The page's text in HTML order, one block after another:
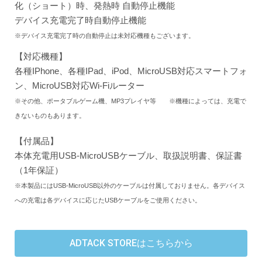
化（ショート）時、発熱時 自動停止機能
デバイス充電完了時自動停止機能
※デバイス充電完了時の自動停止は未対応機種もございます。
【対応機種】
各種IPhone、各種IPad、iPod、MicroUSB対応スマートフォ
ン、MicroUSB対応Wi-Fiルーター
※その他、ポータブルゲーム機、MP3プレイヤ等 ※機種によっては、充電で
きないものもあります。
【付属品】
本体充電用USB-MicroUSBケーブル、取扱説明書、保証書
（1年保証）
※本製品にはUSB-MicroUSB以外のケーブルは付属しておりません。各デバイス
への充電は各デバイスに応じたUSBケーブルをご使用ください。
ADTACK STOREはこちらから